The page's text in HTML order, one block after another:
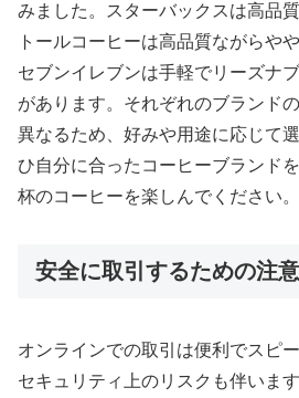
みました。スターバックスは高品
トールコーヒーは高品質ながらや
セブンイレブンは手軽でリーズナ
があります。それぞれのブランド
異なるため、好みや用途に応じて
ひ自分に合ったコーヒーブランド
杯のコーヒーを楽しんでください。
安全に取引するための注
オンラインでの取引は便利でスピ
セキュリティ上のリスクも伴いま